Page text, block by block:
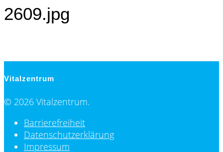
2609.jpg
Vitalzentrum
© 2026 Vitalzentrum.
Barrierefreiheit
Datenschutzerklärung
Impressum